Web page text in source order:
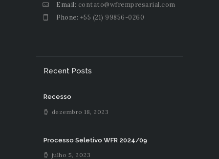
Email: contato@wfrempresarial.com
Phone: +55 (21) 99856-0260
Recent Posts
Recesso
dezembro 18, 2023
Processo Seletivo WFR 2024/09
julho 5, 2023